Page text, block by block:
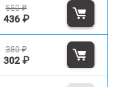
436 ₽
550₽
302 ₽
380₽